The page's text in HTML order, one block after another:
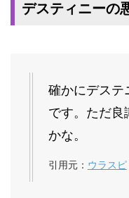
デスティニーの
確かにデステ
です。ただ良
かな。
引用元： ウラスピ